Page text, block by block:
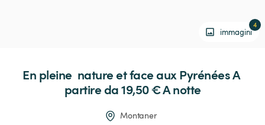
immagini
4
En pleine natureetfaceauxPyrénées A
partire da 19,50 € A notte
Montaner